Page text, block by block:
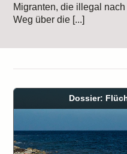
Migranten, die illegal
Weg über die [...]
Dossier: